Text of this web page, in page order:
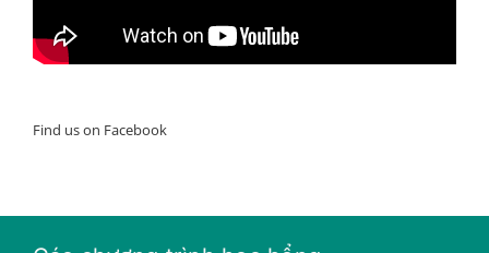
Find us on Facebook